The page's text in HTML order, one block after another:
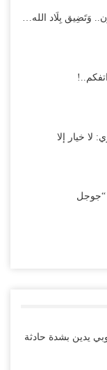
وَتَضِيق بِلَاد الله…
لا خيار إلا
“جوجل
يدين بشدة حادثة